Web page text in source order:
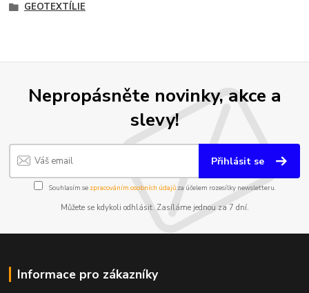
GEOTEXTÍLIE
Nepropásněte novinky, akce a
slevy!
Přihlásit se
Souhlasím se zpracováním osobních údajůza účelem rozesílky newsletteru.
Můžete se kdykoli odhlásit. Zasíláme jednou za 7 dní.
Informace pro zákazníky